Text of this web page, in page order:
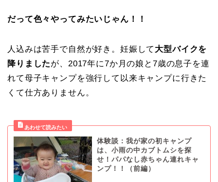
だって色々やってみたいじゃん！！
人込みは苦手で自然が好き。妊娠して 大型バイクを
降りましたが、2017年に7か月の娘と7歳の息子を連
れて母子キャンプを強行して以来キャンプに行きた
くて仕方ありません。
体験談：我が家の初キャンプ
は、小雨の中カブトムシを探
せ！パパなし赤ちゃん連れキャ
ンプ！！（前編）